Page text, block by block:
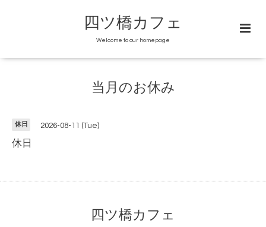
四ツ橋カフェ
Welcome to our homepage
当月のお休み
休日 2026-08-11 (Tue)
休日
四ツ橋カフェ